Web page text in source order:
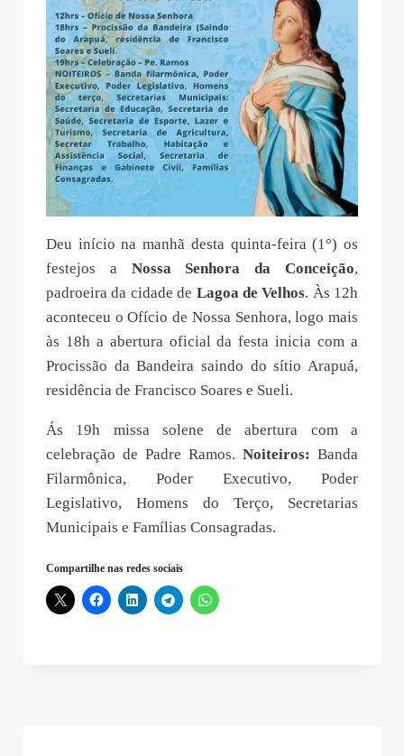
Deu início na manhã desta quinta-feira (1°) os
festejos a Nossa Senhora da Conceição,
padroeira da cidade de Lagoa de Velhos. Às 12h
aconteceu o Ofício de Nossa Senhora, logo mais
às 18h a abertura oficial da festa inicia com a
Procissão da Bandeira saindo do sítio Arapuá,
residência de Francisco Soares e Sueli.
Ás 19h missa solene de abertura com a
celebração de Padre Ramos. Noiteiros: Banda
Filarmônica, Poder Executivo, Poder
Legislativo, Homens do Terço, Secretarias
Municipais e Famílias Consagradas.
Compartilhe nas redes sociais